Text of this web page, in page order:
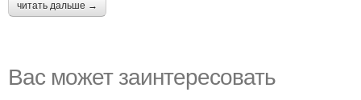
читать дальше →
Вас может заинтересовать